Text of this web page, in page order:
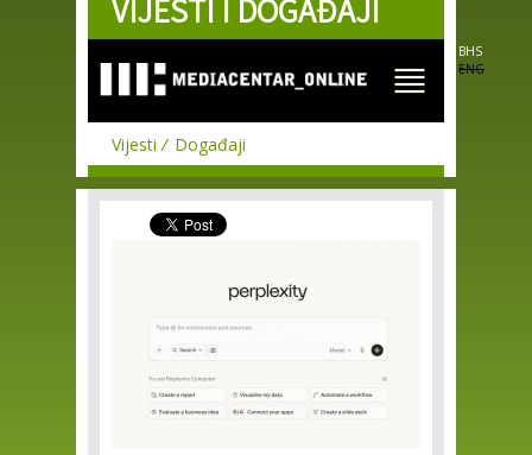
Skip to
main
VIJESTI I DOGAĐAJI
BHS
ENG
Vijesti Događaji